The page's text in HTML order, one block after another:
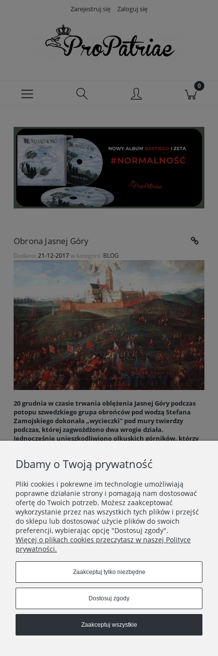
Zarejestruj się Zaloguj się
Obrona Jasnej Góry
Dodano: 21-12-2017w kategorii: BLOG
20 grudnia w czasie trwania oblężenia Jasnej Góry podczas
potopu szwedzkiego grupa obrońców pod wodzą Stefana
Zamojskiego dokonała „wycieczki" pod mury twierdzy
podczas, której zagwożdżono dwa wrogie działa.
Jednocześnie unieszkodliwiono olkuskich górników, którzy
Newsletter
Podaj swój adres e-mail, jeżeli chcesz otrzymywać
informacje o nowościach i promocjach.
Dbamy o Twoją prywatność
Pliki cookies i pokrewne im technologie umożliwiają
poprawne działanie strony i pomagają nam dostosować
ofertę do Twoich potrzeb. Możesz zaakceptować
wykorzystanie przez nas wszystkich tych plików i przejść
do sklepu lub dostosować użycie plików do swoich
preferencji, wybierając opcję "Dostosuj zgody".
Więcej o plikach cookies przeczytasz w naszej Polityce
prywatności.
Zaakceptuj tylko niezbędne
Dostosuj zgody
Zaakceptuj wszystkie